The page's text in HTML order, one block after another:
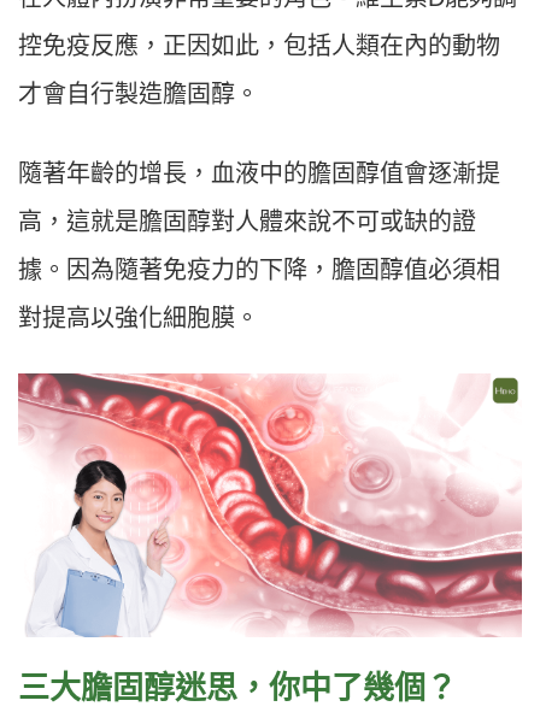
控免疫反應，正因如此，包括人類在內的動物
才會自行製造膽固醇。
隨著年齡的增長，血液中的膽固醇值會逐漸提
高，這就是膽固醇對人體來說不可或缺的證
據。因為隨著免疫力的下降，膽固醇值必須相
對提高以強化細胞膜。
三大膽固醇迷思，你中了幾個？